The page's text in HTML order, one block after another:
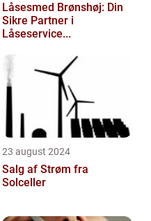
Låsesmed Brønshøj: Din
Sikre Partner i
Låseservice...
23 august 2024
Salg af Strøm fra
Solceller